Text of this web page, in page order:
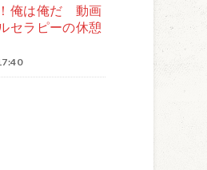
俺は俺だ 動画
セラピーの休憩